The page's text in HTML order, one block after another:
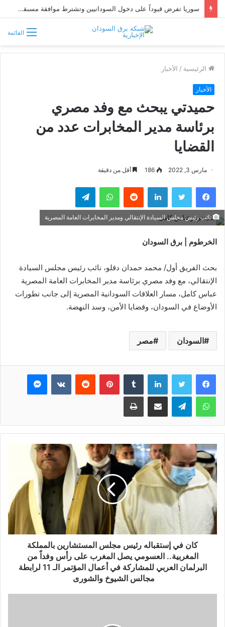
سوريا تفرض قيوداً على دخول السودانيين وتشترط موافقة مسبقة أو دعوة رسمية
القائمة
الرئيسية / الأخبار
الأخبار
حميدتي يبحث مع وفد مصري
برئاسة مدير المخابرات عدد من
القضايا
مارس 3, 2022 186 أقل من دقيقة
فيسبوك تويتر لينكدإن واتساب تيلقرام
نائب رئيس مجلس السيادة الإنتقالي ومدير المخابرات العامة المصرية
الخرطوم | برق السودان
‏بحث الفريق أول/ محمد حمدان دقلو، نائب رئيس مجلس السيادة
الإنتقالي، مع وفد مصري برئاسة مدير المخابرات العامة المصرية
عباس كامل، مسار العلاقات السودانية المصرية إلى جانب تطورات
الأوضاع في السودان، وقضايا الأمن، وسد النهضة.
السودان مصر
فيسبوك تويتر لينكدإن بينتيريست ماسنجر
واتساب تيلقرام مشاركة عبر البريد طباعة
كان في إستقباله رئيس مجلس المستشارين بالمملكة
المغربية.. العسومي يصل المغرب على رأس وفداً من
البرلمان العربي للمشاركة في أعمال المؤتمر الـ 11 لرابطة
مجالس الشيوخ والشورى